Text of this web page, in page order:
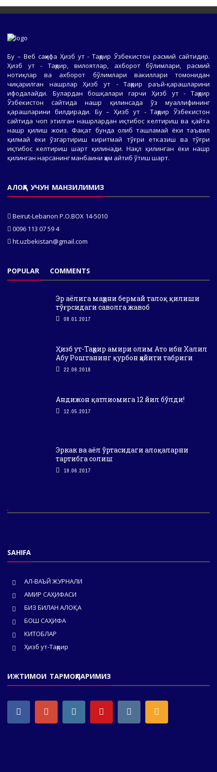
Бу – Веб саҳифа Ҳизб ут - Таҳрир Ўзбекистон расмий сайтидир.
Ҳизб ут - Таҳрир, вилоятлар, ахборот бўлимлари, расмий
нотиқлар ва ахборот бўлимлари вакиллари томонидан
чиқарилган нашрлар Ҳизб ут - Таҳрир раъй-қарашларини
ифодалайди. Булардан бошқалари гарчи Ҳизб ут - Таҳрир
Ўзбекистон сайтида нашр қилинсада ўз муаллифининг
қарашларини билдиради. Бу – Ҳизб ут - Таҳрир Ўзбекистон
сайтида чоп этилган нашрлардан иқтибос келтириш ва қайта
нашр қилиш жоиз. Фақат бунда олиб ташламай ёки таъвил
қилмай ёки ўзгартириш киритмай тўғри етказиш ва тўғри
иқтибос келтириш шарт қилинади. Нақл қилинган ёки нашр
қилинган нарсанинг манбаини ҳам айтиб ўтиш шарт.
АЛОҚА УЧУН МАНЗИЛИМИЗ
Beirut-Lebanon P.O.BOX 14-5010
0096 113 07 59 4
ht.uzbekistan@gmail.com
POPULAR COMMENTS
Эр аёлига маҳрни бермай талоқ қилиши
тўғрсидаги саволга жавоб
08.01.2017
Ҳизб ут-Таҳрир амири олим Ато ибн Халил
Абу Роштанинг қурбон ҳайити табриги
22.08.2018
Андижон қатлиомига 12 йил бўлди!
12.05.2017
Эркак ва аёл ўртасидаги алоқаларни
тартибга солиш
19.06.2017
SAHIFA
АЛ-ВАЪЙ ЖУРНАЛИ
АМИР САҲИФАСИ
БИЗ БИЛАН АЛОҚА
БОШ САҲИФА
КИТОБЛАР
Ҳизб ут-Таҳрир
ИЖТИМОИ ТАРМОҚЛАРИМИЗ